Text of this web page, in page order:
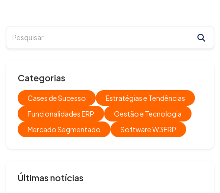
Categorias
Cases de Sucesso
Estratégias e Tendências
Funcionalidades ERP
Gestão e Tecnologia
Mercado Segmentado
Software W3ERP
Últimas notícias